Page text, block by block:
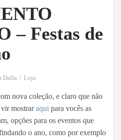
– Festas de
Dalla Loja
nova coleção, e claro que não
mostraraqui para vocês as
opções para os eventos que
o ano, como por exemplo